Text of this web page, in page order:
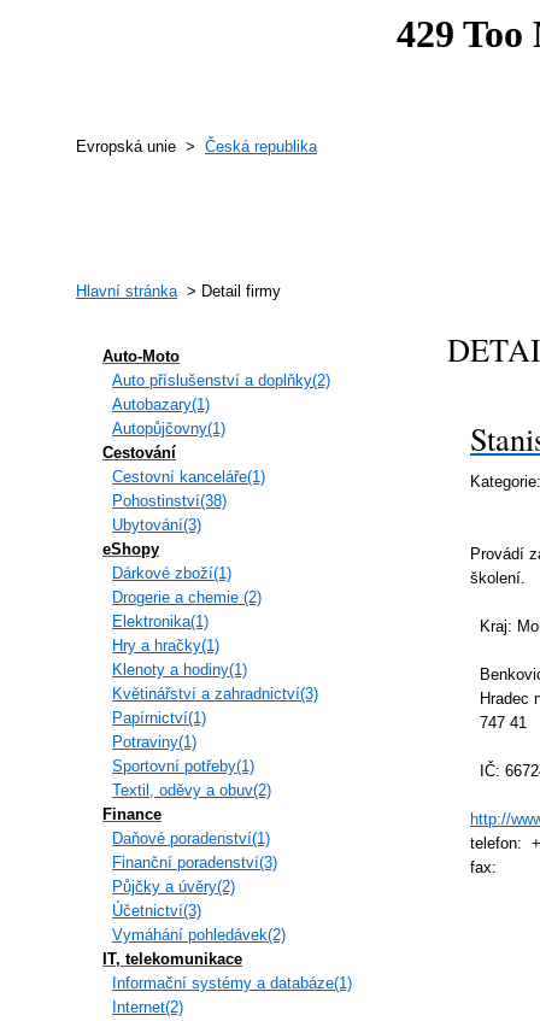
Evropská unie > Česká republika
Hlavní stránka> Detail firmy
Auto-Moto
Auto příslušenství a doplňky(2)
Autobazary(1)
Autopůjčovny(1)
Cestování
Cestovní kanceláře(1)
Pohostinství(38)
Ubytování(3)
eShopy
Dárkové zboží(1)
Drogerie a chemie (2)
Elektronika(1)
Hry a hračky(1)
Klenoty a hodiny(1)
Květinářství a zahradnictví(3)
Papírnictví(1)
Potraviny(1)
Sportovní potřeby(1)
Textil, oděvy a obuv(2)
Finance
Daňové poradenství(1)
Finanční poradenství(3)
Půjčky a úvěry(2)
Účetnictví(3)
Vymáhání pohledávek(2)
IT, telekomunikace
Informační systémy a databáze(1)
Internet(2)
Provádí
školení.
Kraj:
Hradec
747 41
IČ:
http://
telefon:
fax: